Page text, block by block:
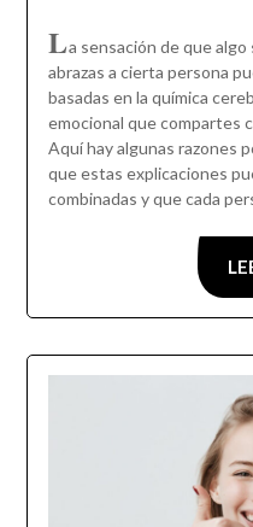
La sensación de que
abrazas a cierta persona
basadas en la química
emocional que compartes
Aquí hay algunas razones
que estas explicaciones
combinadas y que cada